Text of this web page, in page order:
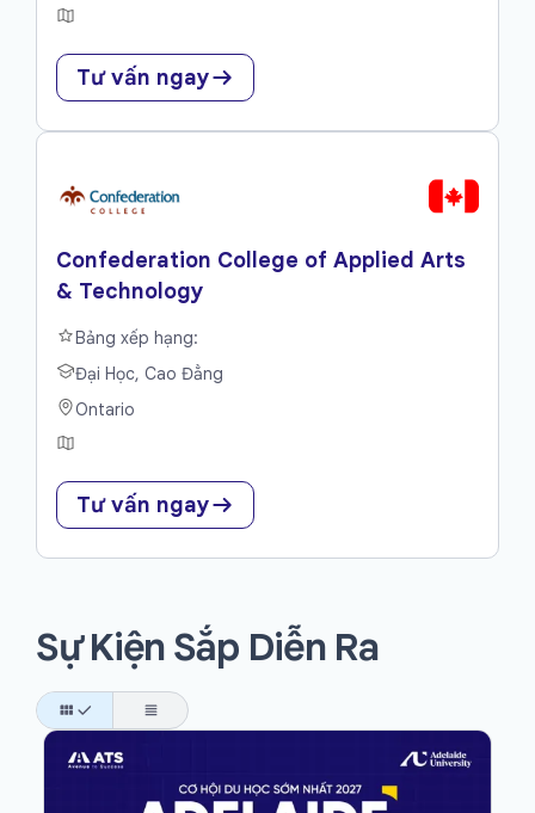
Tư vấn ngay
Confederation College of Applied Arts
& Technology
Bảng xếp hạng:
Đại Học, Cao Đẳng
Ontario
Tư vấn ngay
Sự Kiện Sắp Diễn Ra